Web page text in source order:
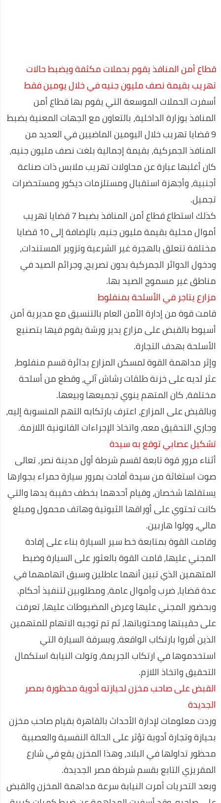
كوبون خصم نسناس .. اقتني أفضل الملابس المنزلية عن طريق
الانترنت
اللغة العربية كما لا تعرفها من قبل
افضل روتين لنضارة وتفتيح البشرة خلال اسبوع واحد فقط
أفضل تطبيقات الهواتف الذكية التي لا يمكن الاستغناء عنها 2020
كيف تنشئ موقع تربح منه في 7 خطوات شرح خطوة بخطوة
كريم جاراميسين لعلاج البكتيريا
فيرس كورونا السلطات الصحية الصينية تؤكد على المريض صفر قد
مارس الجنس مع خفاش
رسميًا.. إلغاء امتحانات الشهادة الإعدادية
التعليم: امتحان الثانوية العامة فيما درسه الطالب حتى منهج
منتصف مارس
رئيس الوزراء يتفقد عددا من الأكمنة للتأكد من تطبيق قرارات حظر
التجوال
وزير الإعلام: سنصدر قرارات عنيفة إذا زادت الإصابات بفيروس كورونا
أحمد مرتضى منصور يعلن انتهاء حريق مقر الزمالك
كيفية السفر للعلاج بالخارج على نفقة الدولة الجديد
نصائح لكي في حملك للمحافظة علي صحتك وصحة جنينك
الحركات المرورية التي تسهل عليكي السواقة
تطعيم سولك ضد شلل الاطفال
قطاع أمن المنافذ يقوم بحملات مكثفة ويضبط حالات
تهريب بقيمة نصف مليون جنيه في خلال يومين فقط
أسفرت الحملات الموسعة التي يقوم بها قطاع أمن
المنافذ بوزارة الداخلية، بالتعاون مع الجهات المعنية بضبط
9 قضايا تهريب خلال اليومين الماضيين في العديد من
المنافذ الجمركية، بقيمة إجمالية بلغت نصف مليون جنيه،
كان أغلبها عبارة عن محاولات تهريب ملابس ذات صناعة
أجنبية، وأجهزة استقبال ومستلزمات ديكور ومستحضرات
تجميل.
كذلك استطاع قطاع أمن المنافذ بضبط 7 قضايا تهريب
أموال محلية بقيمة مليون جنيه، بالإضافة إلى 10 قضايا
مختلفة تتعلق بالهجرة غير الشرعية وتزوير المستندات،
ودخول الدوائر الجمركية بدون تصريح، وجرائم الصيد في
مناطق غير مسموح الصيد بها.
مزارع يتاجر في الأسلحة بمنفلوط
قامت قوة من إدارة الأمن العام بالتنسيق مع مديرية أمن
أسيوط بالقبض على مزارع يدير ورشة يقوم فيها بتصنيع
الأسلحة بهدف التجارة.
وإثر مداهمة القوة لمسكن المزارع بدائرة قسم منفلوط،
عثر لديه على خزنة طلقات رشاش آلي، وقطع من أسلحة
مختلفة، كان المتهم ينوي تجميعها وبيعها.
وبالقبض على المزارع، اعترف بارتكابه التهم المنسوبة إليه،
وجاري التحقيق معه، واتخاذ الإجراءات القانونية اللازمة.
تشكيل عصابي توقع به سيدة
أثناء مرور قوة تابعة لقسم شرطة أول مدينة نصر، تعالى
صوت استغاثة من سيدة أفادت بمرور سيارة حمراء بجوارها
يستقلها شخصان، وقيام أحدهما بخطف حقيبة يدها والتي
كانت تحتوي على أوراقها الثبوتية وهاتف محمول ومبلغ
مالي، وولوا هاربين.
وقامت القوة بمتابعة خط سير السيارة بناء على إفادة
المجني عليها، قامت القوة بالعثور على السيارة وضبط
المتهمين الذي تبين أنهما عاطلين وسبق اتهامهما في
عدة قضايا، ضرب وأموال عامة، ومطلوبين لتنفيذ أحكام.
وبحضور المجني عليها وعرض المضبوطات عليها، تعرفت
على حقيبتها ومحتوياتها، ثم تم توجيه الاتهام للمتهمين
الذين أقروا بارتكاب الواقعة، وبسرقة السيارة التي
استخدموها في ارتكاب الجريمة، وتولت النيابة استكمال
التحقيق واتخاذ اللازم.
القبض على صاحب مخزن لحيازته أدوية محظورة بمصر
الجديدة
وردت معلومات لإدارة الأحداث بالقاهرة بقيام صاحب مخزن
بحيازة وتجارة أدوية تؤثر على الحالة النفسية والعصبية
محظور تداولها في البلاد، وهذا المخزن يقع في شارع
المقريزي التابع بقسم شرطة مصر الجديدة.
وبعد التحريات أمرت النيابة سرعة مداهمة المخزن والقبض